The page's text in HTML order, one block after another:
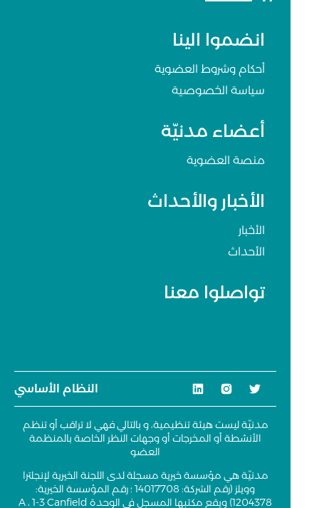
انضموا الينا
أحكام وشروط العضوية
سياسة الخصوصية
أعضاء مدنيّة
منصة العضوية
الأخبار والأحداث
الأخبار
الأحداث
تواصلوا معنا
النظام الأساسي
مدنيّة ليست هيئة تنظيمية، و بالتالي فهي لا تراقب أو تنظم
الأنشطة أو المخرجات أو وجهات النظر الخاصة بالمنظمة
العضو
مدنيّة هي مؤسسة خيرية مسجلة لدى اللجنة الخيرية لإنجلترا
وويلز (رقم الشركة: 14017708 ؛ رقم المؤسسة الخيرية:
1204378) ويقع مكتبها المسجل في الوحدة A ، 1-3 Canfield